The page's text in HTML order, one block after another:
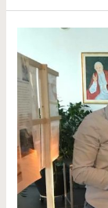
do
Café
quer
chegar
a
todos
os
portugueses
da
Suíça